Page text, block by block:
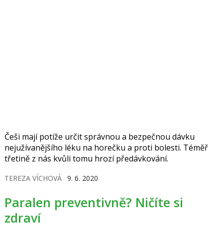
Češi mají potíže určit správnou a bezpečnou dávku
nejužívanějšího léku na horečku a proti bolesti. Téměř
třetině z nás kvůli tomu hrozí předávkování.
TEREZA VÍCHOVÁ 9. 6. 2020
Paralen preventivně? Ničíte si
zdraví